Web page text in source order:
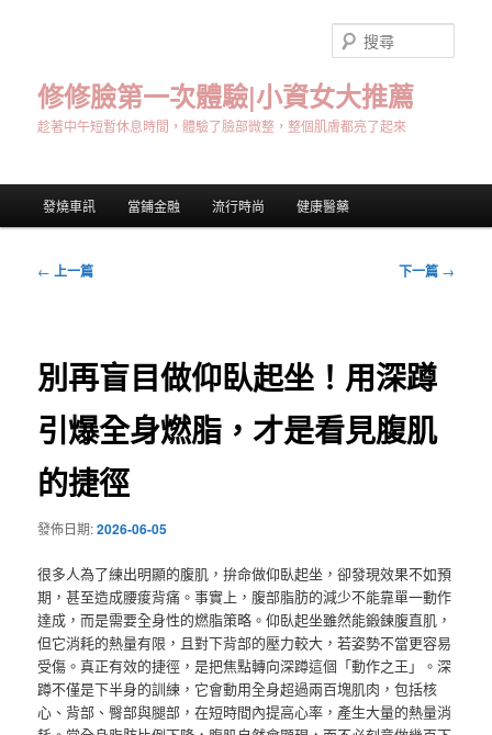
修修臉第一次體驗|小資女大推薦
趁著中午短暫休息時間，體驗了臉部微整，整個肌膚都亮了起來
尋
發燒車訊 當鋪金融 流行時尚 健康醫藥
文
← 上一篇 下一篇 →
別再盲目做仰臥起坐！用深蹲
引爆全身燃脂，才是看見腹肌
的捷徑
發佈日期:2026-06-05
很多人為了練出明顯的腹肌，拚命做仰臥起坐，卻發現效果不如預
期，甚至造成腰痠背痛。事實上，腹部脂肪的減少不能靠單一動作
達成，而是需要全身性的燃脂策略。仰臥起坐雖然能鍛鍊腹直肌，
但它消耗的熱量有限，且對下背部的壓力較大，若姿勢不當更容易
受傷。真正有效的捷徑，是把焦點轉向深蹲這個「動作之王」。深
蹲不僅是下半身的訓練，它會動用全身超過兩百塊肌肉，包括核
心、背部、臀部與腿部，在短時間內提高心率，產生大量的熱量消